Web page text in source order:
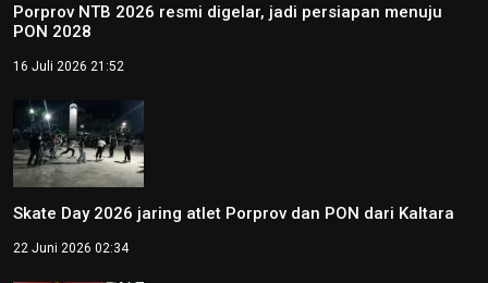
Porprov NTB 2026 resmi digelar, jadi persiapan menuju
PON 2028
16 Juli 2026 21:52
Skate Day 2026 jaring atlet Porprov dan PON dari Kaltara
22 Juni 2026 02:34